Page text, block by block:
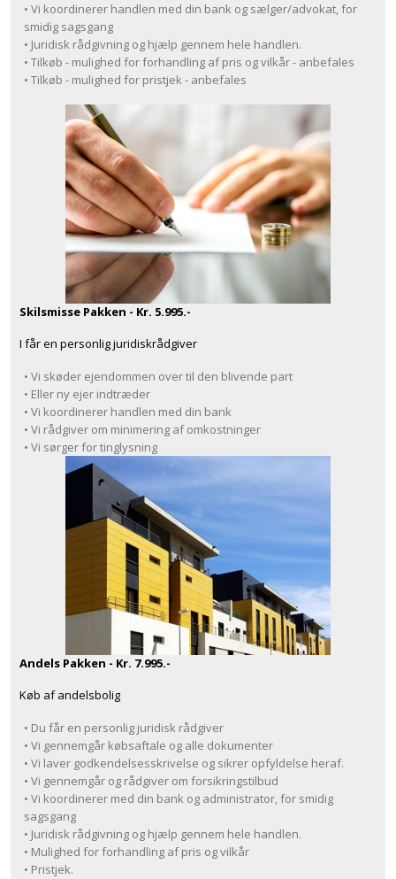
• Vi koordinerer handlen med din bank og sælger/advokat, for
smidig sagsgang
• Juridisk rådgivning og hjælp gennem hele handlen.
• Tilkøb - mulighed for forhandling af pris og vilkår - anbefales
• Tilkøb - mulighed for pristjek - anbefales
Skilsmisse Pakken - Kr. 5.995.-
I får en personlig juridiskrådgiver
• Vi skøder ejendommen over til den blivende part
• Eller ny ejer indtræder
• Vi koordinerer handlen med din bank
• Vi rådgiver om minimering af omkostninger
• Vi sørger for tinglysning
Andels Pakken - Kr. 7.995.-
Køb af andelsbolig
• Du får en personlig juridisk rådgiver
• Vi gennemgår købsaftale og alle dokumenter
• Vi laver godkendelsesskrivelse og sikrer opfyldelse heraf.
• Vi gennemgår og rådgiver om forsikringstilbud
• Vi koordinerer med din bank og administrator, for smidig
sagsgang
• Juridisk rådgivning og hjælp gennem hele handlen.
• Mulighed for forhandling af pris og vilkår
• Pristjek.